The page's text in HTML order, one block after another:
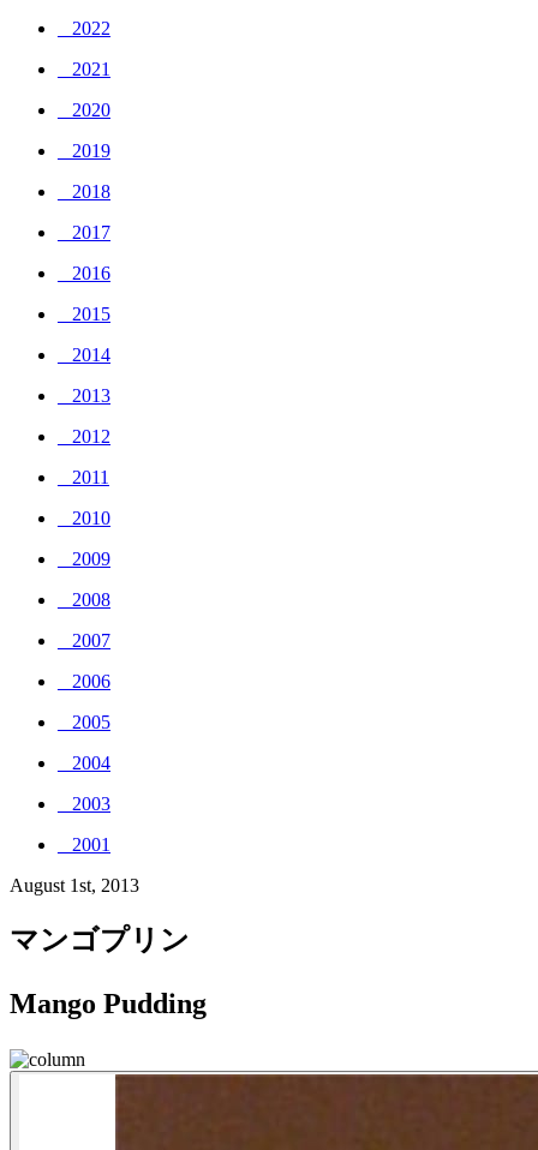
_ 2022
_ 2021
_ 2020
_ 2019
_ 2018
_ 2017
_ 2016
_ 2015
_ 2014
_ 2013
_ 2012
_ 2011
_ 2010
_ 2009
_ 2008
_ 2007
_ 2006
_ 2005
_ 2004
_ 2003
_ 2001
August 1st, 2013
マンゴプリン
Mango Pudding